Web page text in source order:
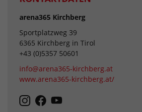
arena365 Kirchberg
Sportplatzweg 39
6365 Kirchberg in Tirol
+43 (0)5357 50601
info@arena365-kirchberg.at
www.arena365-kirchberg.at/